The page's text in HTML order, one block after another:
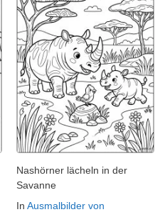
Nashörner lächeln in der
Savanne
In Ausmalbilder von